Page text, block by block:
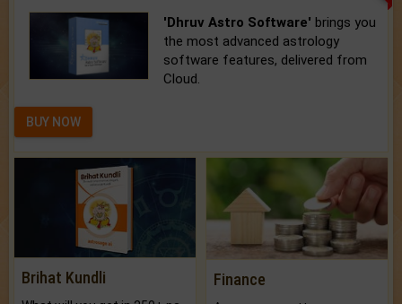
'Dhruv Astro Software' brings you
the most advanced astrology
software features, delivered from
Cloud.
BUY NOW
Brihat Kundli Finance